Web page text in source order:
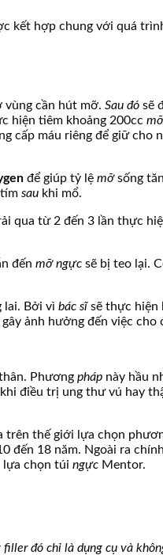
kết hợp chung với quá
vùng cần hút mỡ. Sau đó sẽ
hiện tiêm khoảng 200cc
cấp máu riêng để giữ cho
để giúp tỷ lệ mỡsống
sau khi mổ.
qua từ 2 đến 3 lần thực
đến mỡngực sẽ bị teo lại.
lai. Bởi vì bác sĩsẽ thực hiện
ảnh hưởng đến việc
Phương pháp này hầu
khi điều trị ung thư vú hay
trên thế giới lựa chọn
18 năm. Ngoài ra
lựa chọn túi ngực Mentor.
đó chỉ là dụng cụ và